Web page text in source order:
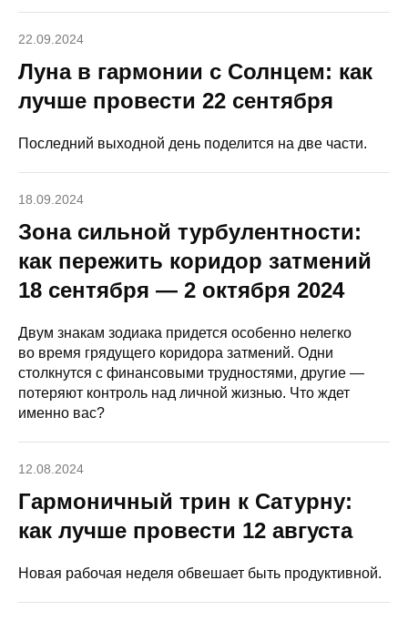
22.09.2024
Луна в гармонии с Солнцем: как
лучше провести 22 сентября
Последний выходной день поделится на две части.
18.09.2024
Зона сильной турбулентности:
как пережить коридор затмений
18 сентября — 2 октября 2024
Двум знакам зодиака придется особенно нелегко
во время грядущего коридора затмений. Одни
столкнутся с финансовыми трудностями, другие —
потеряют контроль над личной жизнью. Что ждет
именно вас?
12.08.2024
Гармоничный трин к Сатурну:
как лучше провести 12 августа
Новая рабочая неделя обвешает быть продуктивной.